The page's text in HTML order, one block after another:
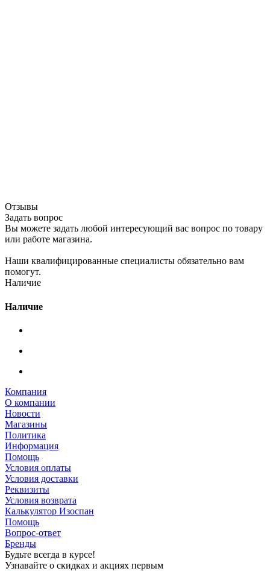
Отзывы
Задать вопрос
Вы можете задать любой интересующий вас вопрос по товару
или работе магазина.
Наши квалифицированные специалисты обязательно вам
помогут.
Наличие
Наличие
Компания
О компании
Новости
Магазины
Политика
Информация
Помощь
Условия оплаты
Условия доставки
Реквизиты
Условия возврата
Калькулятор Изоспан
Помощь
Вопрос-ответ
Бренды
Будьте всегда в курсе!
Узнавайте о скидках и акциях первым